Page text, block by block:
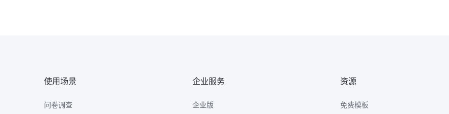
使用场景
问卷调查
企业服务
企业版
资源
免费模板